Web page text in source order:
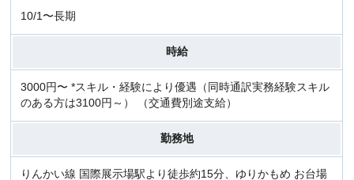
10/1〜長期
時給
3000円〜 *スキル・経験により優遇（同時通訳実務経験スキル
のある方は3100円～） （交通費別途支給）
勤務地
りんかい線 国際展示場駅より徒歩約15分、ゆりかもめ お台場